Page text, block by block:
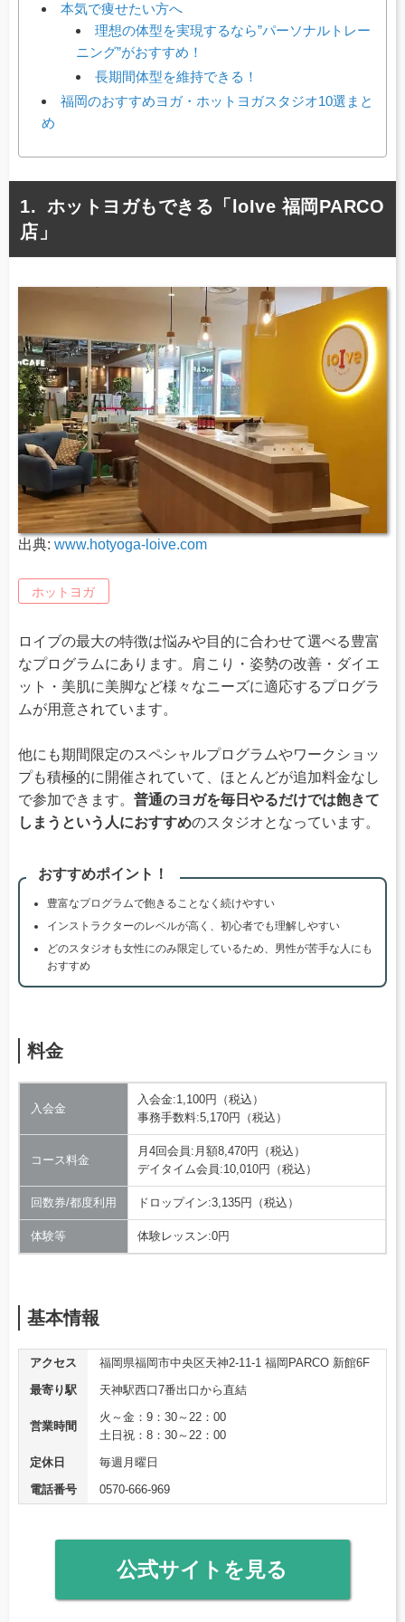
本気で痩せたい方へ
理想の体型を実現するなら”パーソナルトレー
ニング”がおすすめ！
長期間体型を維持できる！
福岡のおすすめヨガ・ホットヨガスタジオ10選まと
め
ホットヨガもできる「loIve 福岡PARCO
店」
出典: www.hotyoga-loive.com
ホットヨガ
ロイブの最大の特徴は悩みや目的に合わせて選べる豊富
なプログラムにあります。肩こり・姿勢の改善・ダイエ
ット・美肌に美脚など様々なニーズに適応するプログラ
ムが用意されています。
他にも期間限定のスペシャルプログラムやワークショッ
プも積極的に開催されていて、ほとんどが追加料金なし
で参加できます。 普通のヨガを毎日やるだけでは飽きて
しまうという人におすすめのスタジオとなっています。
おすすめポイント！
豊富なプログラムで飽きることなく続けやすい
インストラクターのレベルが高く、初心者でも理解しやすい
どのスタジオも女性にのみ限定しているため、男性が苦手な人にも
おすすめ
料金
入会金
入会金:1,100円（税込）
事務手数料:5,170円（税込）
コース料金
月4回会員:月額8,470円（税込）
デイタイム会員:10,010円（税込）
回数券/都度利用 ドロップイン:3,135円（税込）
体験等 体験レッスン:0円
基本情報
アクセス
福岡県福岡市中央区天神2-11-1 福岡PARCO 新館6F
最寄り駅
天神駅西口7番出口から直結
営業時間
火～金：9：30～22：00
土日祝：8：30～22：00
定休日
毎週月曜日
電話番号
0570-666-969
公式サイトを見る